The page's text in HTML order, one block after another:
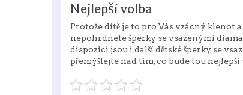
Nejlepší volba
Protože dítě je to pro Vás vzácný klenot
nepohrdnete šperky se vsazenými
dispozici jsou i další dětské šperky se
přemýšlejte nad tím, co bude tou nejlepší